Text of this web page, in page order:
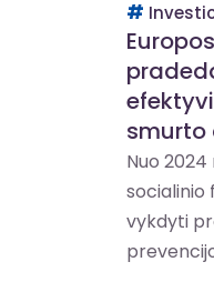
smurto
Nuo
socialinio
vykdyti